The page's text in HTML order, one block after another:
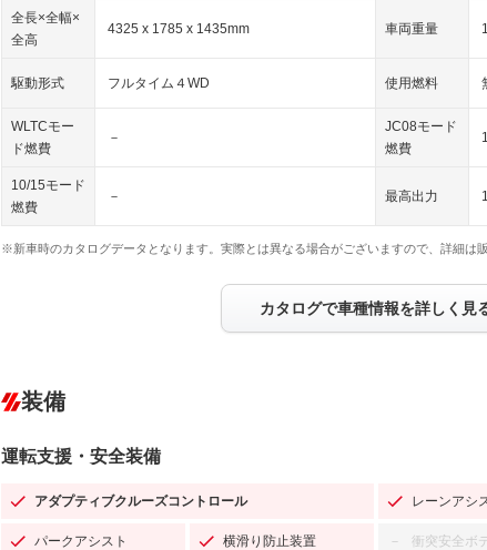
全長×全幅×
全高
4325 x 1785 x 1435mm 車両重量
駆動形式 フルタイム４WD 使用燃料
WLTCモー
ド燃費
－
JC08モード
燃費
10/15モード
燃費
－ 最高出力
※新車時のカタログデータとなります。実際とは異なる場合がございますので、詳細は
カタログで車種情報を詳しく見
装備
運転支援・安全装備
アダプティブクルーズコントロール レーンアシ
パークアシスト 横滑り防止装置 － 衝突安全ボ